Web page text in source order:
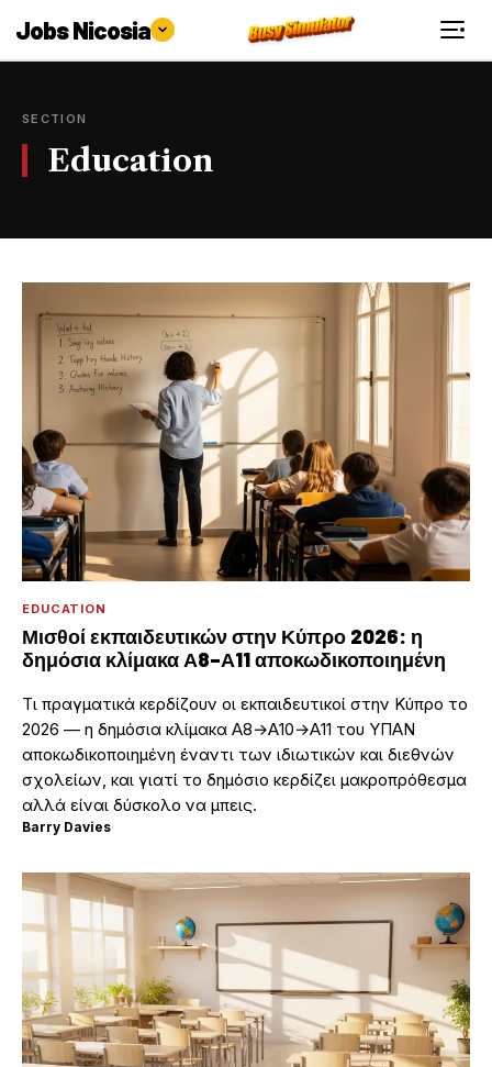
Jobs Nicosia
SECTION
Education
EDUCATION
Μισθοί εκπαιδευτικών στην Κύπρο 2026: η
δημόσια κλίμακα Α8–Α11 αποκωδικοποιημένη
Τι πραγματικά κερδίζουν οι εκπαιδευτικοί στην Κύπρο το
2026 — η δημόσια κλίμακα Α8→Α10→Α11 του ΥΠΑΝ
αποκωδικοποιημένη έναντι των ιδιωτικών και διεθνών
σχολείων, και γιατί το δημόσιο κερδίζει μακροπρόθεσμα
αλλά είναι δύσκολο να μπεις.
Barry Davies·